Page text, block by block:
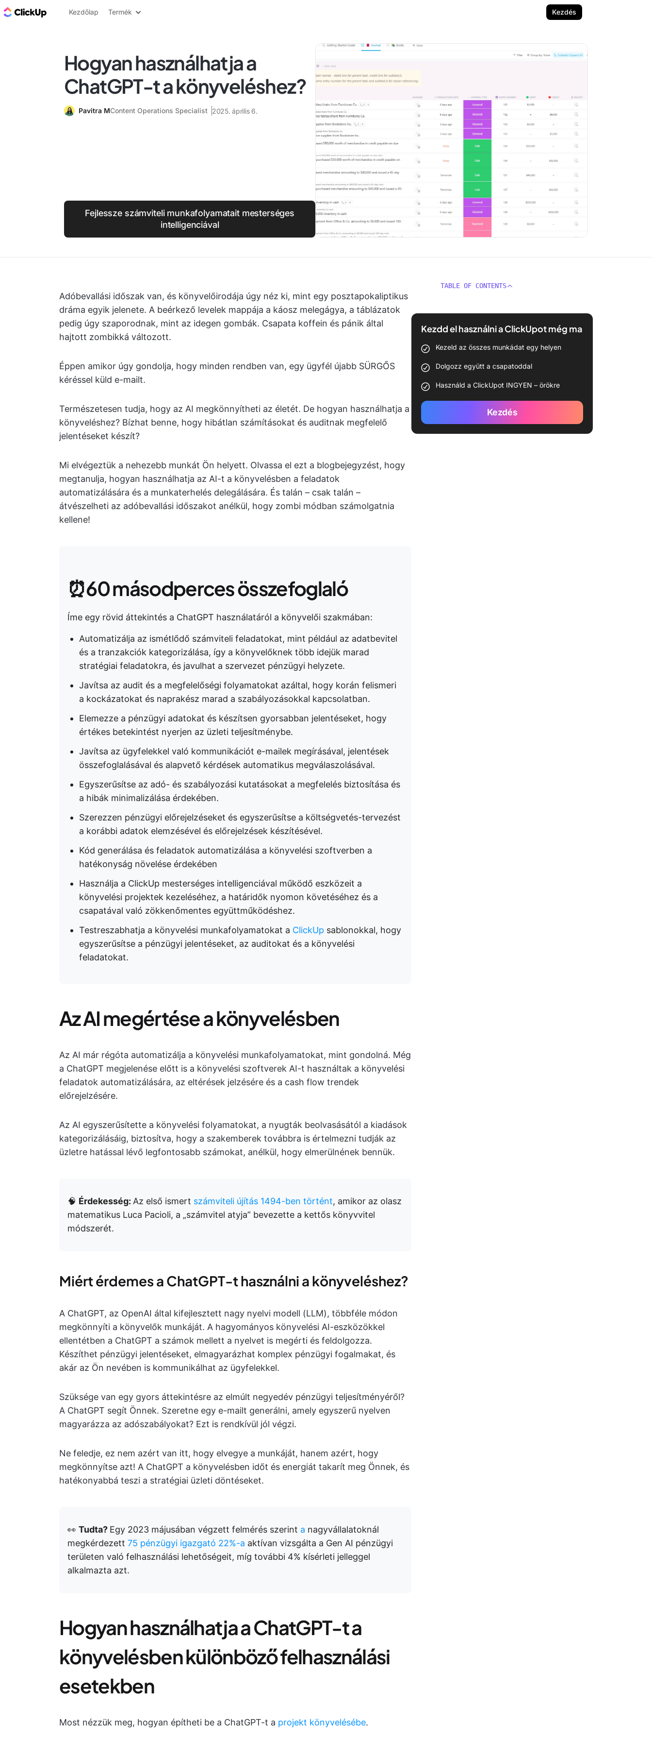
ClickUp blog
Kezdőlap Termék Kezdés
Hogyan használhatja a
ChatGPT-t a könyveléshez?
Pavitra MContent Operations Specialist 2025. április 6.
Fejlessze számviteli munkafolyamatait mesterséges
intelligenciával
Adóbevallási időszak van, és könyvelőirodája úgy néz ki, mint egy posztapokaliptikus
dráma egyik jelenete. A beérkező levelek mappája a káosz melegágya, a táblázatok
pedig úgy szaporodnak, mint az idegen gombák. Csapata koffein és pánik által
hajtott zombikká változott.
Éppen amikor úgy gondolja, hogy minden rendben van, egy ügyfél újabb SÜRGŐS
kéréssel küld e-mailt.
Természetesen tudja, hogy az AI megkönnyítheti az életét. De hogyan használhatja a
könyveléshez? Bízhat benne, hogy hibátlan számításokat és auditnak megfelelő
jelentéseket készít?
Mi elvégeztük a nehezebb munkát Ön helyett. Olvassa el ezt a blogbejegyzést, hogy
megtanulja, hogyan használhatja az AI-t a könyvelésben a feladatok
automatizálására és a munkaterhelés delegálására. És talán – csak talán –
átvészelheti az adóbevallási időszakot anélkül, hogy zombi módban számolgatnia
kellene!
⏰60 másodperces összefoglaló
Íme egy rövid áttekintés a ChatGPT használatáról a könyvelői szakmában:
Automatizálja az ismétlődő számviteli feladatokat, mint például az adatbevitel
és a tranzakciók kategorizálása, így a könyvelőknek több idejük marad
stratégiai feladatokra, és javulhat a szervezet pénzügyi helyzete.
Javítsa az audit és a megfelelőségi folyamatokat azáltal, hogy korán felismeri
a kockázatokat és naprakész marad a szabályozásokkal kapcsolatban.
Elemezze a pénzügyi adatokat és készítsen gyorsabban jelentéseket, hogy
értékes betekintést nyerjen az üzleti teljesítménybe.
Javítsa az ügyfelekkel való kommunikációt e-mailek megírásával, jelentések
összefoglalásával és alapvető kérdések automatikus megválaszolásával.
Egyszerűsítse az adó- és szabályozási kutatásokat a megfelelés biztosítása és
a hibák minimalizálása érdekében.
Szerezzen pénzügyi előrejelzéseket és egyszerűsítse a költségvetés-tervezést
a korábbi adatok elemzésével és előrejelzések készítésével.
Kód generálása és feladatok automatizálása a könyvelési szoftverben a
hatékonyság növelése érdekében
Használja a ClickUp mesterséges intelligenciával működő eszközeit a
könyvelési projektek kezeléséhez, a határidők nyomon követéséhez és a
csapatával való zökkenőmentes együttműködéshez.
Testreszabhatja a könyvelési munkafolyamatokat a ClickUp sablonokkal, hogy
egyszerűsítse a pénzügyi jelentéseket, az auditokat és a könyvelési
feladatokat.
Az AI megértése a könyvelésben
Az AI már régóta automatizálja a könyvelési munkafolyamatokat, mint gondolná. Még
a ChatGPT megjelenése előtt is a könyvelési szoftverek AI-t használtak a könyvelési
feladatok automatizálására, az eltérések jelzésére és a cash flow trendek
előrejelzésére.
Az AI egyszerűsítette a könyvelési folyamatokat, a nyugták beolvasásától a kiadások
kategorizálásáig, biztosítva, hogy a szakemberek továbbra is értelmezni tudják az
üzletre hatással lévő legfontosabb számokat, anélkül, hogy elmerülnének bennük.
🧠 Érdekesség: Az első ismert számviteli újítás 1494-ben történt, amikor az olasz
matematikus Luca Pacioli, a „számvitel atyja” bevezette a kettős könyvvitel
módszerét.
Miért érdemes a ChatGPT-t használni a könyveléshez?
A ChatGPT, az OpenAI által kifejlesztett nagy nyelvi modell (LLM), többféle módon
megkönnyíti a könyvelők munkáját. A hagyományos könyvelési AI-eszközökkel
ellentétben a ChatGPT a számok mellett a nyelvet is megérti és feldolgozza.
Készíthet pénzügyi jelentéseket, elmagyarázhat komplex pénzügyi fogalmakat, és
akár az Ön nevében is kommunikálhat az ügyfelekkel.
Szüksége van egy gyors áttekintésre az elmúlt negyedév pénzügyi teljesítményéről?
A ChatGPT segít Önnek. Szeretne egy e-mailt generálni, amely egyszerű nyelven
magyarázza az adószabályokat? Ezt is rendkívül jól végzi.
Ne feledje, ez nem azért van itt, hogy elvegye a munkáját, hanem azért, hogy
megkönnyítse azt! A ChatGPT a könyvelésben időt és energiát takarít meg Önnek, és
hatékonyabbá teszi a stratégiai üzleti döntéseket.
👀 Tudta? Egy 2023 májusában végzett felmérés szerint a nagyvállalatoknál
megkérdezett 75 pénzügyi igazgató 22%-a aktívan vizsgálta a Gen AI pénzügyi
területen való felhasználási lehetőségeit, míg további 4% kísérleti jelleggel
alkalmazta azt.
Hogyan használhatja a ChatGPT-t a
könyvelésben különböző felhasználási
esetekben
Most nézzük meg, hogyan építheti be a ChatGPT-t a projekt könyvelésébe.
TABLE OF CONTENTS
Kezdd el használni a ClickUpot még ma
Kezeld az összes munkádat egy helyen
Dolgozz együtt a csapatoddal
Használd a ClickUpot INGYEN – örökre
Kezdés